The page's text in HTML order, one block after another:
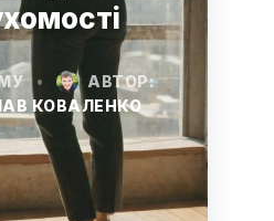
•
АВТОР:
КОВАЛЕНКО